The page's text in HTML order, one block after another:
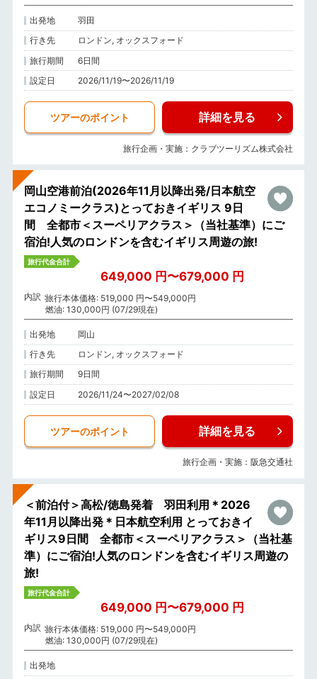
出発地
羽田
行き先
ロンドン, オックスフォード
旅行期間
6日間
設定日
2026/11/19〜2026/11/19
ツアーのポイント 詳細を見る
旅行企画・実施：クラブツーリズム株式会社
岡山空港前泊(2026年11月以降出発/日本航空
エコノミークラス)とっておきイギリス 9日
間 全都市＜スーペリアクラス＞（当社基準）にご
宿泊!人気のロンドンを含むイギリス周遊の旅!
旅行代金合計
649,000 円〜679,000 円
内訳 旅行本体価格: 519,000 円〜549,000円
燃油: 130,000円 (07/29現在)
出発地
岡山
行き先
ロンドン, オックスフォード
旅行期間
9日間
設定日
2026/11/24〜2027/02/08
ツアーのポイント 詳細を見る
旅行企画・実施：阪急交通社
＜前泊付＞高松/徳島発着 羽田利用＊2026
年11月以降出発＊日本航空利用 とっておきイ
ギリス9日間 全都市＜スーペリアクラス＞（当社基
準）にご宿泊!人気のロンドンを含むイギリス周遊の
旅!
旅行代金合計
649,000 円〜679,000 円
内訳 旅行本体価格: 519,000 円〜549,000円
燃油: 130,000円 (07/29現在)
出発地